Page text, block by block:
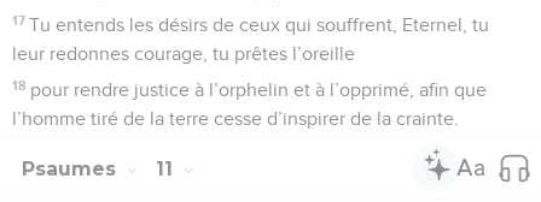
17 Tu entends les désirs de ceux qui souffrent, Eternel, tu
leur redonnes courage, tu prêtes l’oreille
18 pour rendre justice à l’orphelin et à l’opprimé, afin que
l’homme tiré de la terre cesse d’inspirer de la crainte.
Psaumes 11